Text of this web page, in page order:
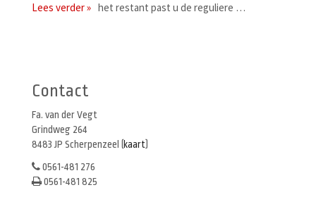
het restant past u de reguliere …
Lees verder »
Contact
Fa. van der Vegt
Grindweg 264
8483 JP Scherpenzeel (
kaart
0561-481 276
0561-481 825